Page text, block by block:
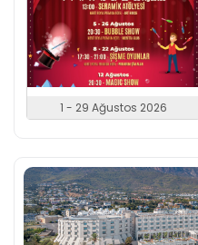
1 - 29 Ağustos 2026